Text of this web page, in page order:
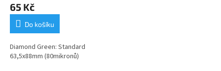
65 Kč
Do košíku
Diamond Green: Standard
63,5x88mm (80mikronů)